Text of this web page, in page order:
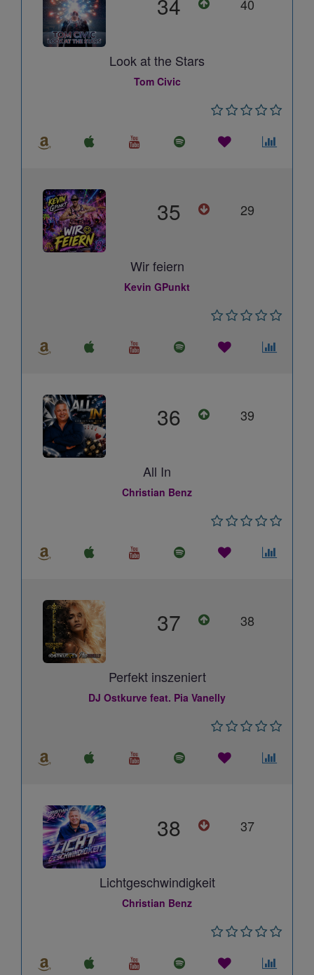
40
Look at the Stars
Tom Civic
35 29
Wir feiern
Kevin GPunkt
36 39
All In
Christian Benz
37 38
Perfekt inszeniert
DJ Ostkurve feat. Pia Vanelly
38 37
Lichtgeschwindigkeit
Christian Benz